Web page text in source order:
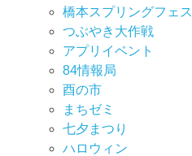
橋本スプリングフェス
つぶやき大作戦
アプリイベント
84情報局
酉の市
まちゼミ
七⼣まつり
ハロウィン